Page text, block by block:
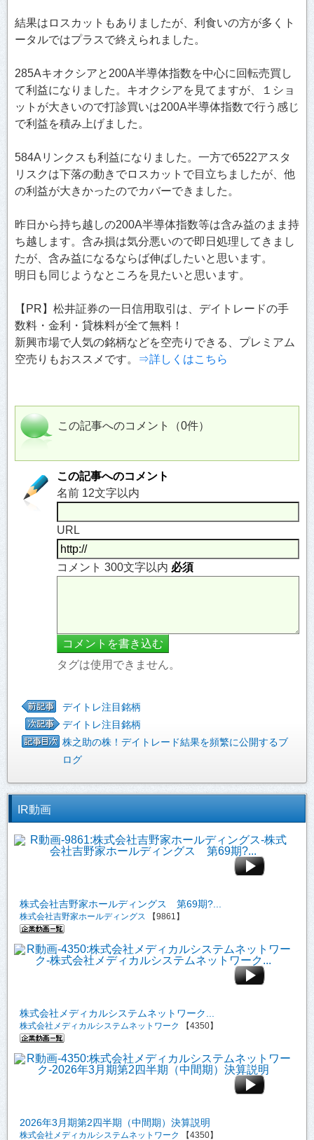
結果はロスカットもありましたが、利食いの方が多くト
ータルではプラスで終えられました。
285Aキオクシアと200A半導体指数を中心に回転売買し
て利益になりました。キオクシアを見てますが、１ショ
ットが大きいので打診買いは200A半導体指数で行う感じ
で利益を積み上げました。
584Aリンクスも利益になりました。一方で6522アスタ
リスクは下落の動きでロスカットで目立ちましたが、他
の利益が大きかったのでカバーできました。
昨日から持ち越しの200A半導体指数等は含み益のまま持
ち越します。含み損は気分悪いので即日処理してきまし
たが、含み益になるならば伸ばしたいと思います。
明日も同じようなところを見たいと思います。
【PR】松井証券の一日信用取引は、デイトレードの手
数料・金利・貸株料が全て無料！
新興市場で人気の銘柄などを空売りできる、プレミアム
空売りもおススメです。
⇒詳しくはこちら
この記事へのコメント（0件）
この記事へのコメント
名前 12文字以内
URL
コメント 300文字以内 必須
タグは使用できません。
デイトレ注目銘柄
デイトレ注目銘柄
株之助の株！デイトレード結果を頻繁に公開するブ
ログ
IR動画
株式会社吉野家ホールディングス 第69期?...
株式会社吉野家ホールディングス 【9861】
株式会社メディカルシステムネットワーク...
株式会社メディカルシステムネットワーク 【4350】
2026年3月期第2四半期（中間期）決算説明
株式会社メディカルシステムネットワーク 【4350】